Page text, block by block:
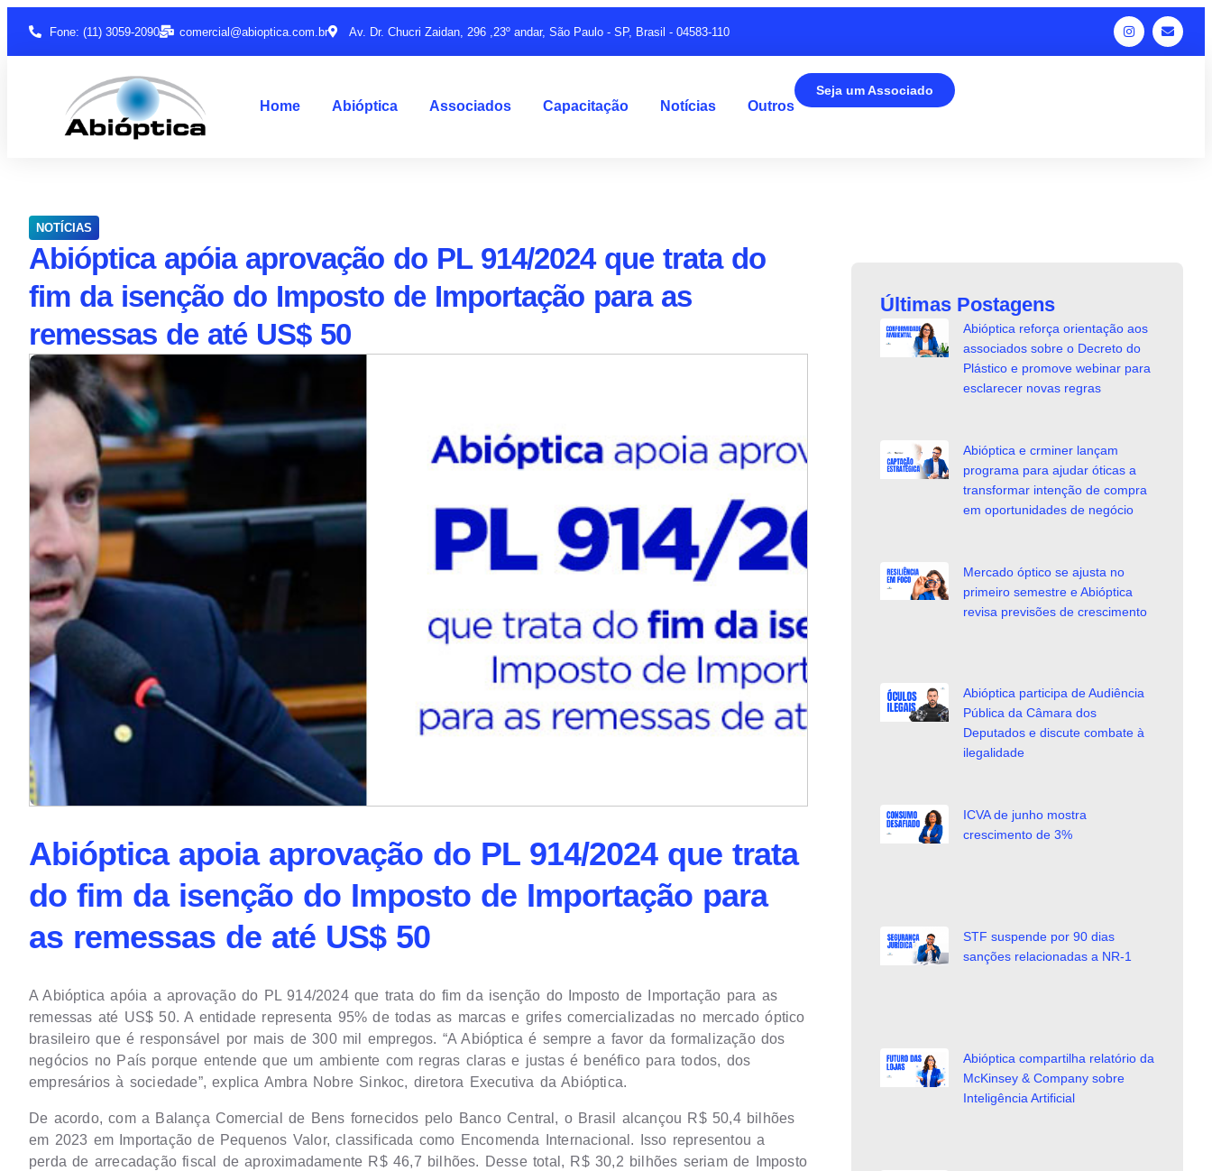
Fone: (11) 3059-2090 comercial@abioptica.com.br Av. Dr. Chucri Zaidan, 296 ,23º andar, São Paulo - SP, Brasil - 04583-110
Home Abióptica Associados Capacitação Notícias Outros
Seja um Associado
NOTÍCIAS
Abióptica apóia aprovação do PL 914/2024 que trata do
fim da isenção do Imposto de Importação para as
remessas de até US$ 50
Abióptica apoia aprovação do PL 914/2024 que trata
do fim da isenção do Imposto de Importação para
as remessas de até US$ 50
A Abióptica apóia a aprovação do PL 914/2024 que trata do fim da isenção do Imposto de Importação para as
remessas até US$ 50. A entidade representa 95% de todas as marcas e grifes comercializadas no mercado óptico
brasileiro que é responsável por mais de 300 mil empregos. “A Abióptica é sempre a favor da formalização dos
negócios no País porque entende que um ambiente com regras claras e justas é benéfico para todos, dos
empresários à sociedade”, explica Ambra Nobre Sinkoc, diretora Executiva da Abióptica.
De acordo, com a Balança Comercial de Bens fornecidos pelo Banco Central, o Brasil alcançou R$ 50,4 bilhões
em 2023 em Importação de Pequenos Valor, classificada como Encomenda Internacional. Isso representou a
perda de arrecadação fiscal de aproximadamente R$ 46,7 bilhões. Desse total, R$ 30,2 bilhões seriam de Imposto
Últimas Postagens
Abióptica reforça orientação aos
associados sobre o Decreto do
Plástico e promove webinar para
esclarecer novas regras
Abióptica e crminer lançam
programa para ajudar óticas a
transformar intenção de compra
em oportunidades de negócio
Mercado óptico se ajusta no
primeiro semestre e Abióptica
revisa previsões de crescimento
Abióptica participa de Audiência
Pública da Câmara dos
Deputados e discute combate à
ilegalidade
ICVA de junho mostra
crescimento de 3%
STF suspende por 90 dias
sanções relacionadas a NR-1
Abióptica compartilha relatório da
McKinsey & Company sobre
Inteligência Artificial